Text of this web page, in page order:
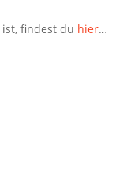
ist, findest du hier…